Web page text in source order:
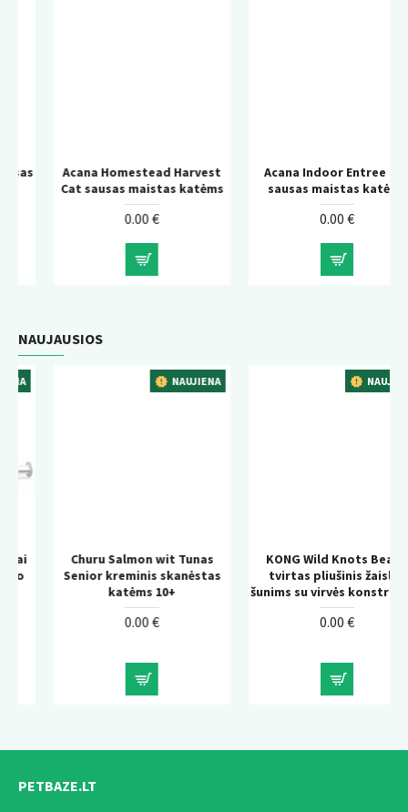
Acana Homestead Harvest
Cat sausas maistas katėms
0.00 €
Acana Indoor Entree Cat
sausas maistas katėms
0.00 €
NAUJAUSIOS
NAUJIENA
Churu Salmon wit Tunas
Senior kreminis skanėstas
katėms 10+
0.00 €
NAUJIENA
KONG Wild Knots Bear –
tvirtas pliušinis žaislas
šunims su virvės konstrukcija
0.00 €
PETBAZE.LT